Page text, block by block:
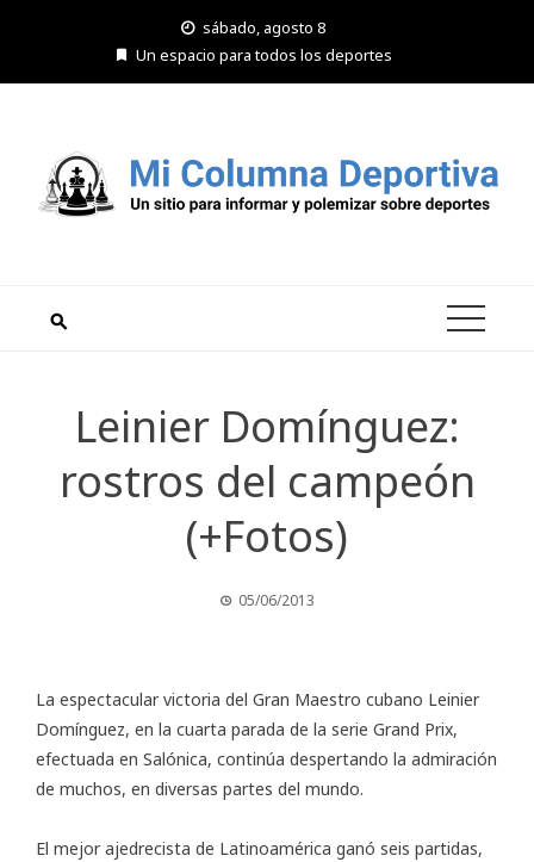
sábado, agosto 8
Un espacio para todos los deportes
Leinier Domínguez:
rostros del campeón
(+Fotos)
05/06/2013
La espectacular victoria del Gran Maestro cubano Leinier
Domínguez, en la cuarta parada de la serie Grand Prix,
efectuada en Salónica, continúa despertando la admiración
de muchos, en diversas partes del mundo.
El mejor ajedrecista de Latinoamérica ganó seis partidas,